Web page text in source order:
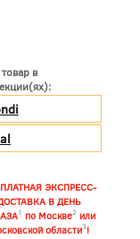
в
ЭКСПРЕСС-
В ДЕНЬ
1 по Москве2 или
области3!